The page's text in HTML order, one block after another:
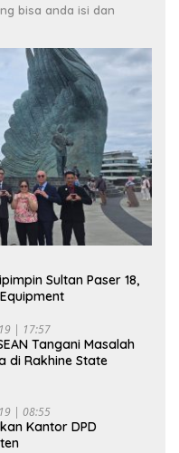
bisa anda isi dan
Sultan Paser 18,
| 17:57
Tangani Masalah
di Rakhine State
| 08:55
Kantor DPD